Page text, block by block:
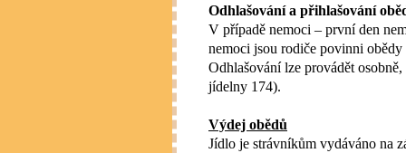
Odhlašování a přihlašování
V případě nemoci – první den
nemoci jsou rodiče povinni
Odhlašování lze provádět
jídelny 174).
Výdej obědů
Jídlo je strávníkům vydáváno na